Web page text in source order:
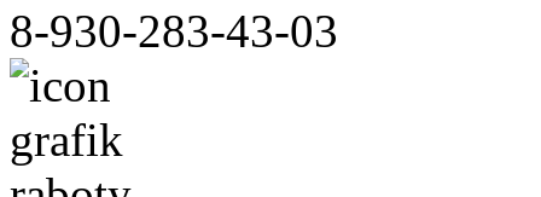
8-930-283-43-03